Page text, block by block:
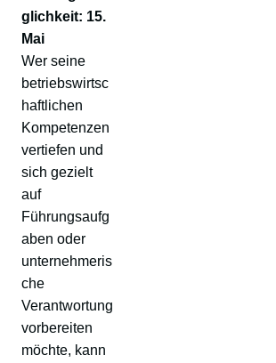
glichkeit: 15.
Mai
Wer seine
betriebswirtsc
haftlichen
Kompetenzen
vertiefen und
sich gezielt
auf
Führungsaufg
aben oder
unternehmeris
che
Verantwortung
vorbereiten
möchte, kann